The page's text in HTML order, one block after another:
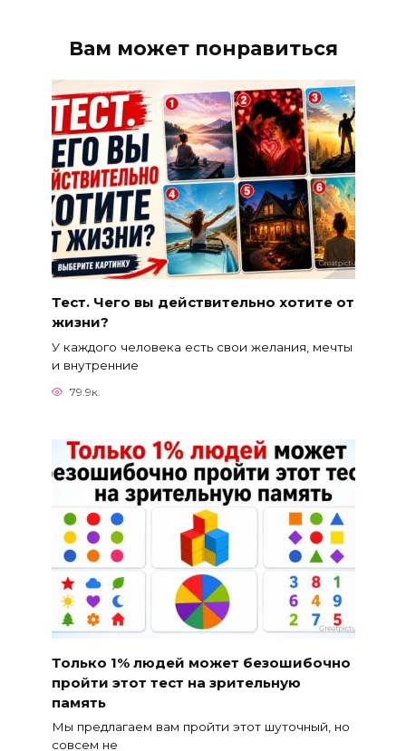
Вам может понравиться
Тест. Чего вы действительно хотите от
жизни?
У каждого человека есть свои желания, мечты
и внутренние
79.9к.
Только 1% людей может безошибочно
пройти этот тест на зрительную
память
Мы предлагаем вам пройти этот шуточный, но
совсем не